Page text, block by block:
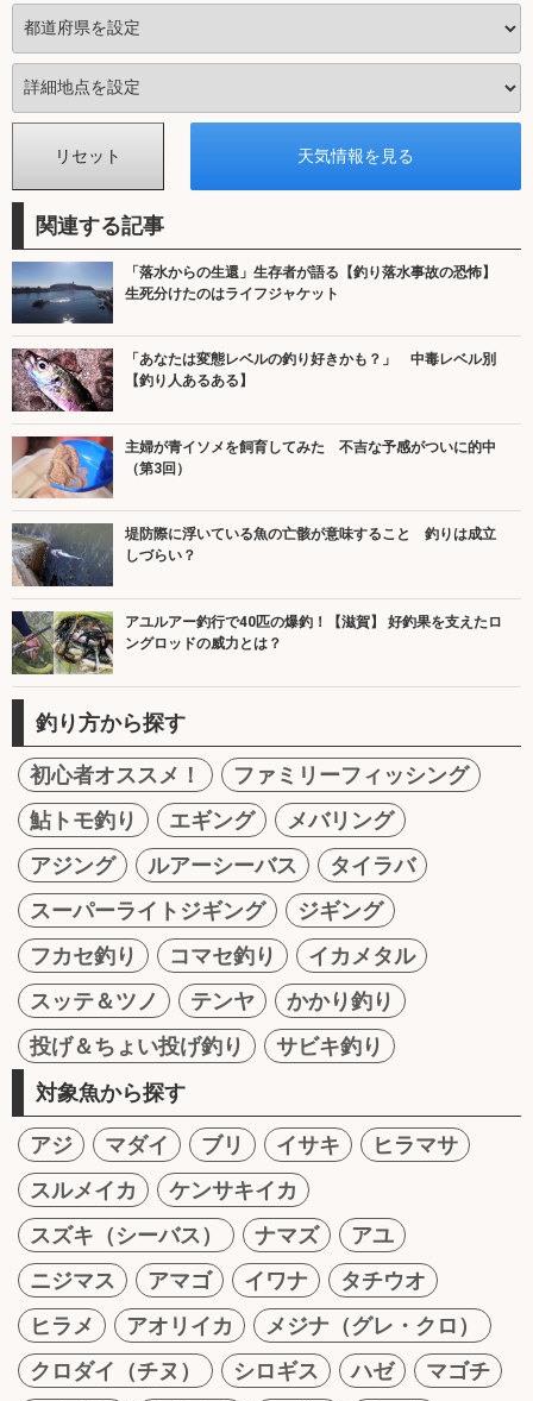
関連する記事
「落水からの生還」生存者が語る【釣り落水事故の恐怖】
生死分けたのはライフジャケット
「あなたは変態レベルの釣り好きかも？」 中毒レベル別
【釣り人あるある】
主婦が青イソメを飼育してみた 不吉な予感がついに的中
（第3回）
堤防際に浮いている魚の亡骸が意味すること 釣りは成立
しづらい？
アユルアー釣行で40匹の爆釣！【滋賀】 好釣果を支えたロ
ングロッドの威力とは？
釣り方から探す
初心者オススメ！
ファミリーフィッシング
鮎トモ釣り
エギング
メバリング
アジング
ルアーシーバス
タイラバ
スーパーライトジギング
ジギング
フカセ釣り
コマセ釣り
イカメタル
スッテ＆ツノ
テンヤ
かかり釣り
投げ＆ちょい投げ釣り
サビキ釣り
対象魚から探す
アジ マダイ ブリ イサキ
ヒラマサ
スルメイカ
ケンサキイカ
スズキ（シーバス）
ナマズ
アユ
ニジマス
アマゴ イワナ
タチウオ
ヒラメ
アオリイカ
メジナ（グレ・クロ）
クロダイ（チヌ）
シロギス ハゼ
マゴチ